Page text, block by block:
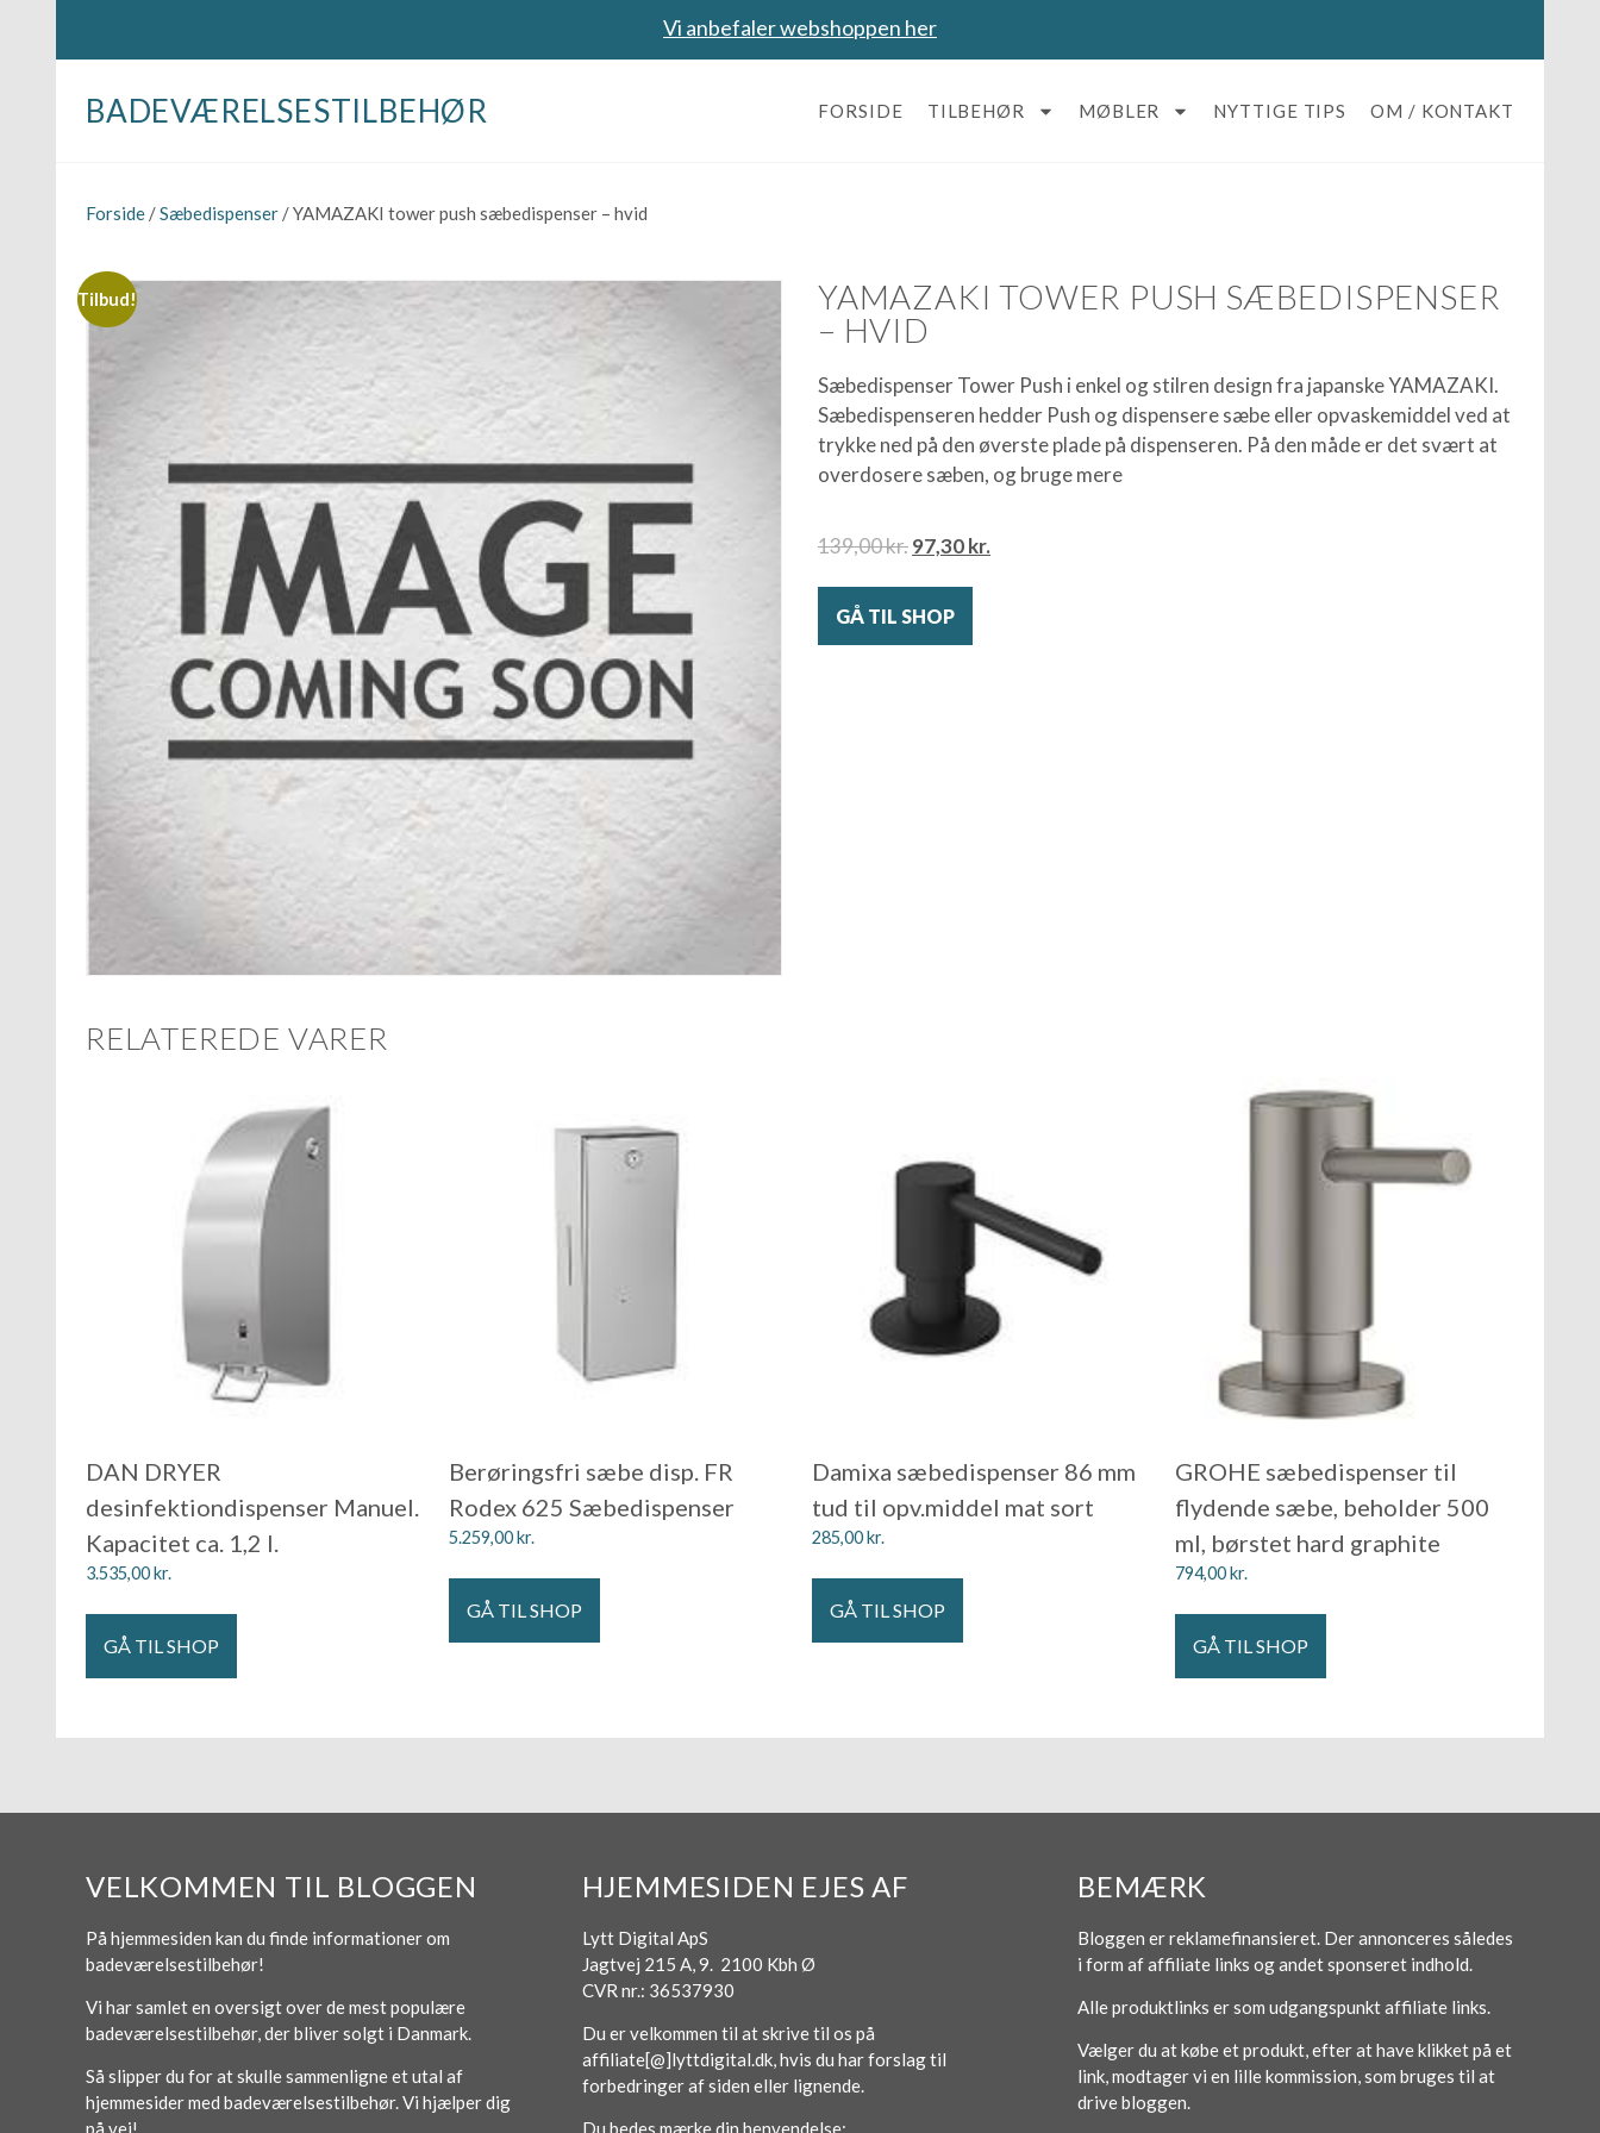
Vi anbefaler webshoppen her
BADEVÆRELSESTILBEHØR FORSIDE TILBEHØR MØBLER NYTTIGE TIPS OM / KONTAKT
Forside /Sæbedispenser / YAMAZAKI tower push sæbedispenser – hvid
Tilbud!
YAMAZAKI TOWER PUSH SÆBEDISPENSER
– HVID
Sæbedispenser Tower Push i enkel og stilren design fra japanske YAMAZAKI.
Sæbedispenseren hedder Push og dispensere sæbe eller opvaskemiddel ved at
trykke ned på den øverste plade på dispenseren. På den måde er det svært at
overdosere sæben, og bruge mere
139,00kr.97,30kr.
GÅ TIL SHOP
RELATEREDE VARER
DAN DRYER
desinfektiondispenser Manuel.
Kapacitet ca. 1,2 l.
3.535,00kr.
GÅ TIL SHOP
Berøringsfri sæbe disp. FR
Rodex 625 Sæbedispenser
5.259,00kr.
GÅ TIL SHOP
Damixa sæbedispenser 86 mm
tud til opv.middel mat sort
285,00kr.
GÅ TIL SHOP
GROHE sæbedispenser til
flydende sæbe, beholder 500
ml, børstet hard graphite
794,00kr.
GÅ TIL SHOP
VELKOMMEN TIL BLOGGEN
På hjemmesiden kan du finde informationer om
badeværelsestilbehør!
Vi har samlet en oversigt over de mest populære
badeværelsestilbehør, der bliver solgt i Danmark.
Så slipper du for at skulle sammenligne et utal af
hjemmesider med badeværelsestilbehør. Vi hjælper dig
HJEMMESIDEN EJES AF
Lytt Digital ApS
Jagtvej 215 A, 9. 2100 Kbh Ø
CVR nr.: 36537930
Du er velkommen til at skrive til os på
affiliate[@]lyttdigital.dk, hvis du har forslag til
forbedringer af siden eller lignende.
BEMÆRK
Bloggen er reklamefinansieret. Der annonceres således
i form af affiliate links og andet sponseret indhold.
Alle produktlinks er som udgangspunkt affiliate links.
Vælger du at købe et produkt, efter at have klikket på et
link, modtager vi en lille kommission, som bruges til at
drive bloggen.